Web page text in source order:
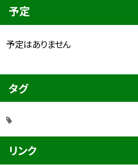
予定
予定はありません
タグ
リンク